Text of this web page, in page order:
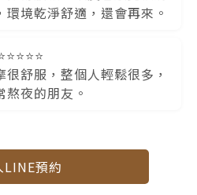
境乾淨舒適，還會再來。
舒服，整個人輕鬆很多，
熬夜的朋友。
LINE預約